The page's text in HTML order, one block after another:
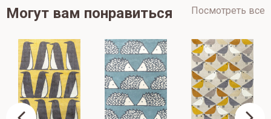
Могут вам понравиться Посмотреть все